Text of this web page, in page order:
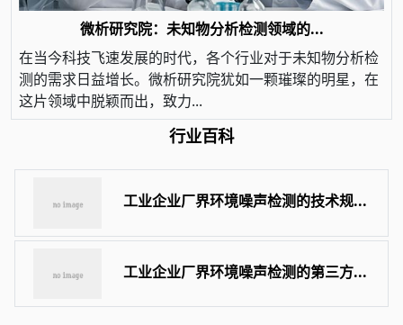
微析研究院：未知物分析检测领域的...
在当今科技飞速发展的时代，各个行业对于未知物分析检
测的需求日益增长。微析研究院犹如一颗璀璨的明星，在
这片领域中脱颖而出，致力...
行业百科
工业企业厂界环境噪声检测的技术规...
工业企业厂界环境噪声检测的第三方...